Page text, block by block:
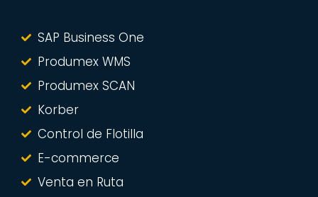
SAP Business One
Produmex WMS
Produmex SCAN
Korber
Control de Flotilla
E-commerce
Venta en Ruta